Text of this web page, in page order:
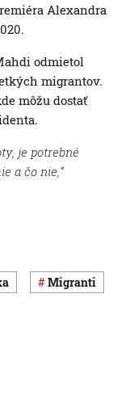
Alexandra
odmietol
migrantov.
môžu dostať
je potrebné
a čo nie,“
migranti